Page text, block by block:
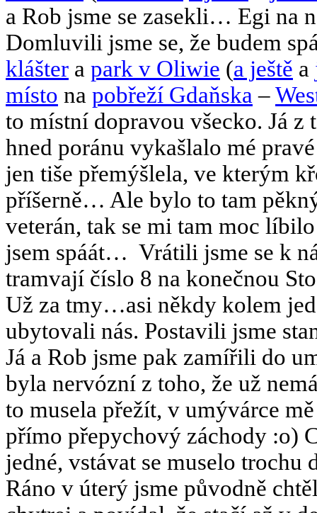
a Rob jsme se zasekli… Egi na
Domluvili jsme se, že budem
klášter a park v Oliwie (a ještě a
místo na pobřeží Gdaňska –
to místní dopravou všecko. Já z
hned poránu vykašlalo mé
jen tiše přemýšlela, ve kterým
příšerně… Ale bylo to tam
veterán, tak se mi tam moc
jsem spáát… Vrátili jsme se k
tramvají číslo 8 na konečnou
Už za tmy…asi někdy kolem
ubytovali nás. Postavili jsme
Já a Rob jsme pak zamířili do
byla nervózní z toho, že už
to musela přežít, v umývárce
přímo přepychový záchody :o)
jedné, vstávat se muselo trochu
Ráno v úterý jsme původně